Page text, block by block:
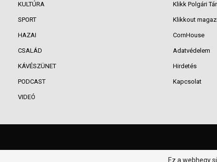
KULTÚRA
SPORT
HAZAI
CSALÁD
KÁVÉSZÜNET
PODCAST
VIDEÓ
Klikk Polgári
Klikkout
CornHouse
Adatvédelem
Hirdetés
Kapcsolat
Ez a webhegy